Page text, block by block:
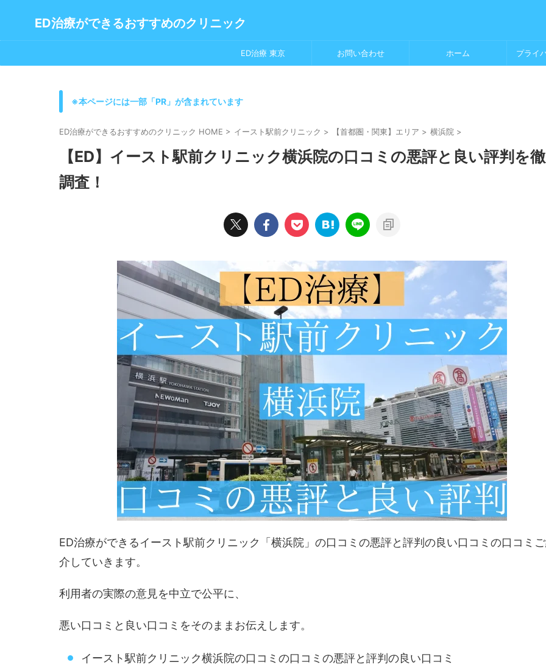
ED治療ができるおすすめのクリニック
ED治療 東京 お問い合わせ ホーム プライ
※本ページには一部「PR」が含まれています
ED治療ができるおすすめのクリニック HOME > イースト駅前クリニック > 【首都圏・関東】エリア > 横浜院 >
【ED】イースト駅前クリニック横浜院の口コミの悪評と良い評判を
調査！
ED治療ができるイースト駅前クリニック「横浜院」の口コミの悪評と評判の良い口コミの口コミ
介していきます。
利用者の実際の意見を中立で公平に、
悪い口コミと良い口コミをそのままお伝えします。
イースト駅前クリニック横浜院の口コミの口コミの悪評と評判の良い口コミ